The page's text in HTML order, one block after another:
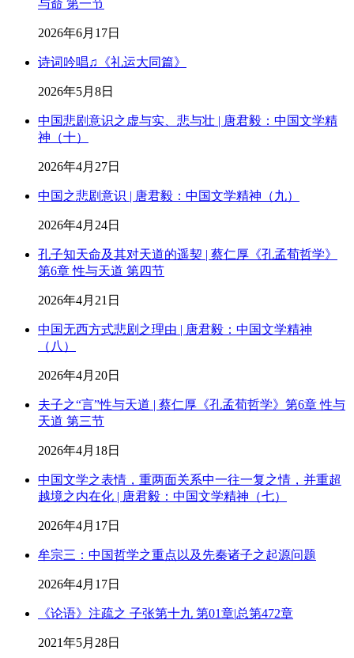
与命 第一节
2026年6月17日
诗词吟唱♫《礼运大同篇》
2026年5月8日
中国悲剧意识之虚与实、悲与壮 | 唐君毅：中国文学精
神（十）
2026年4月27日
中国之悲剧意识 | 唐君毅：中国文学精神（九）
2026年4月24日
孔子知天命及其对天道的遥契 | 蔡仁厚《孔孟荀哲学》
第6章 性与天道 第四节
2026年4月21日
中国无西方式悲剧之理由 | 唐君毅：中国文学精神
（八）
2026年4月20日
夫子之“言”性与天道 | 蔡仁厚《孔孟荀哲学》第6章 性与
天道 第三节
2026年4月18日
中国文学之表情，重两面关系中一往一复之情，并重超
越境之内在化 | 唐君毅：中国文学精神（七）
2026年4月17日
牟宗三：中国哲学之重点以及先秦诸子之起源问题
2026年4月17日
《论语》注疏之 子张第十九 第01章|总第472章
2021年5月28日